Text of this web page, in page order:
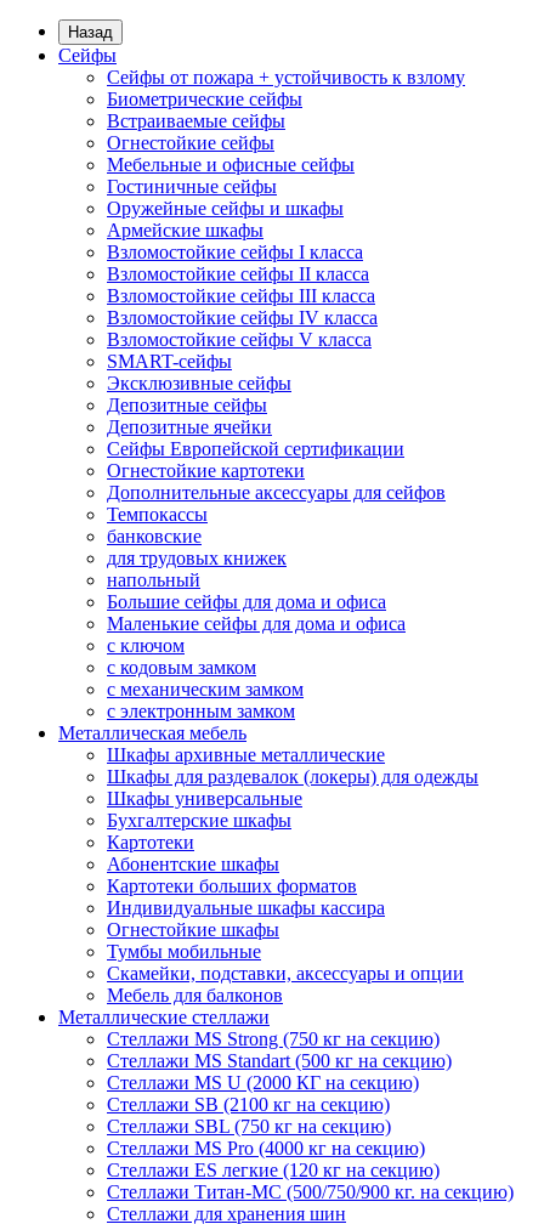
Назад
Сейфы
Сейфы от пожара + устойчивость к взлому
Биометрические сейфы
Встраиваемые сейфы
Огнестойкие сейфы
Мебельные и офисные сейфы
Гостиничные сейфы
Оружейные сейфы и шкафы
Армейские шкафы
Взломостойкие сейфы I класса
Взломостойкие сейфы II класса
Взломостойкие сейфы III класса
Взломостойкие сейфы IV класса
Взломостойкие сейфы V класса
SMART-сейфы
Эксклюзивные сейфы
Депозитные сейфы
Депозитные ячейки
Сейфы Европейской сертификации
Огнестойкие картотеки
Дополнительные аксессуары для сейфов
Темпокассы
банковские
для трудовых книжек
напольный
Большие сейфы для дома и офиса
Маленькие сейфы для дома и офиса
с ключом
с кодовым замком
с механическим замком
с электронным замком
Металлическая мебель
Шкафы архивные металлические
Шкафы для раздевалок (локеры) для одежды
Шкафы универсальные
Бухгалтерские шкафы
Картотеки
Абонентские шкафы
Картотеки больших форматов
Индивидуальные шкафы кассира
Огнестойкие шкафы
Тумбы мобильные
Скамейки, подставки, аксессуары и опции
Мебель для балконов
Металлические стеллажи
Стеллажи MS Strong (750 кг на секцию)
Стеллажи MS Standart (500 кг на секцию)
Стеллажи MS U (2000 КГ на секцию)
Стеллажи SB (2100 кг на секцию)
Стеллажи SBL (750 кг на секцию)
Стеллажи MS Pro (4000 кг на секцию)
Стеллажи ES легкие (120 кг на секцию)
Стеллажи Титан-МС (500/750/900 кг. на секцию)
Стеллажи для хранения шин